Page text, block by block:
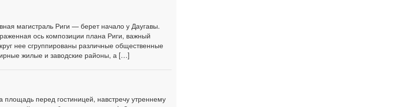
магистраль Риги — берет начало у Даугавы.
ось композиции плана Риги, важный
нее сгруппированы различные общественные
жилые и заводские районы, а […]
площадь перед гостиницей, навстречу утреннему